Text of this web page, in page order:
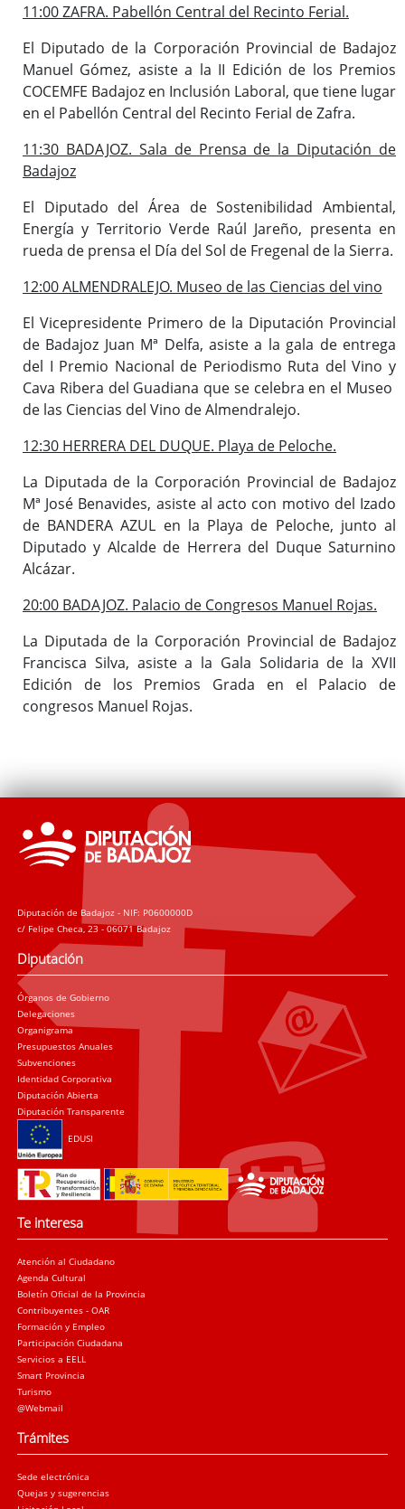
11:00 ZAFRA. Pabellón Central del Recinto Ferial.
El Diputado de la Corporación Provincial de Badajoz
Manuel Gómez, asiste a la II Edición de los Premios
COCEMFE Badajoz en Inclusión Laboral, que tiene lugar
en el Pabellón Central del Recinto Ferial de Zafra.
11:30 BADAJOZ. Sala de Prensa de la Diputación de
Badajoz
El Diputado del Área de Sostenibilidad Ambiental,
Energía y Territorio Verde Raúl Jareño, presenta en
rueda de prensa el Día del Sol de Fregenal de la Sierra.
12:00 ALMENDRALEJO. Museo de las Ciencias del vino
El Vicepresidente Primero de la Diputación Provincial
de Badajoz Juan Mª Delfa, asiste a la gala de entrega
del I Premio Nacional de Periodismo Ruta del Vino y
Cava Ribera del Guadiana que se celebra en el Museo
de las Ciencias del Vino de Almendralejo.
12:30 HERRERA DEL DUQUE. Playa de Peloche.
La Diputada de la Corporación Provincial de Badajoz
Mª José Benavides, asiste al acto con motivo del Izado
de BANDERA AZUL en la Playa de Peloche, junto al
Diputado y Alcalde de Herrera del Duque Saturnino
Alcázar.
20:00 BADAJOZ. Palacio de Congresos Manuel Rojas.
La Diputada de la Corporación Provincial de Badajoz
Francisca Silva, asiste a la Gala Solidaria de la XVII
Edición de los Premios Grada en el Palacio de
congresos Manuel Rojas.
Diputación de Badajoz - NIF: P0600000D
c/ Felipe Checa, 23 - 06071 Badajoz
Diputación
Órganos de Gobierno
Delegaciones
Organigrama
Presupuestos Anuales
Subvenciones
Identidad Corporativa
Diputación Abierta
Diputación Transparente
EDUSI
Te interesa
Atención al Ciudadano
Agenda Cultural
Boletín Oficial de la Provincia
Contribuyentes - OAR
Formación y Empleo
Participación Ciudadana
Servicios a EELL
Smart Provincia
Turismo
@Webmail
Trámites
Sede electrónica
Quejas y sugerencias